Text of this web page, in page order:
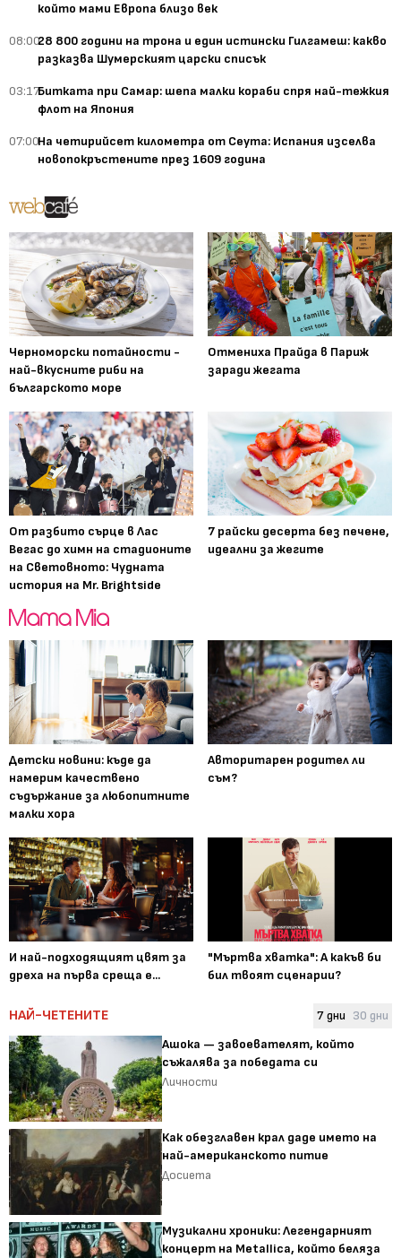
който мами Европа близо век
08:0028 800 години на трона и един истински Гилгамеш: какво
разказва Шумерският царски списък
03:17Битката при Самар: шепа малки кораби спря най-тежкия
флот на Япония
07:00На четирийсет километра от Сеута: Испания изселва
новопокръстените през 1609 година
Черноморски потайности -
най-вкусните риби на
българското море
Отмениха Прайда в Париж
заради жегата
От разбито сърце в Лас
Вегас до химн на стадионите
на Световното: Чудната
история на Mr. Brightside
7 райски десерта без печене,
идеални за жегите
Детски новини: къде да
намерим качествено
съдържание за любопитните
малки хора
Авторитарен родител ли
съм?
И най-подходящият цвят за
дреха на първа среща е...
"Мъртва хватка": А какъв би
бил твоят сценарии?
НАЙ-ЧЕТЕНИТЕ 7 дни 30 дни
Ашока — завоевателят, който
съжалява за победата си
Личности
Как обезглавен крал даде името на
най-американското питие
Досиета
Музикални хроники: Легендарният
концерт на Metallica, който беляза